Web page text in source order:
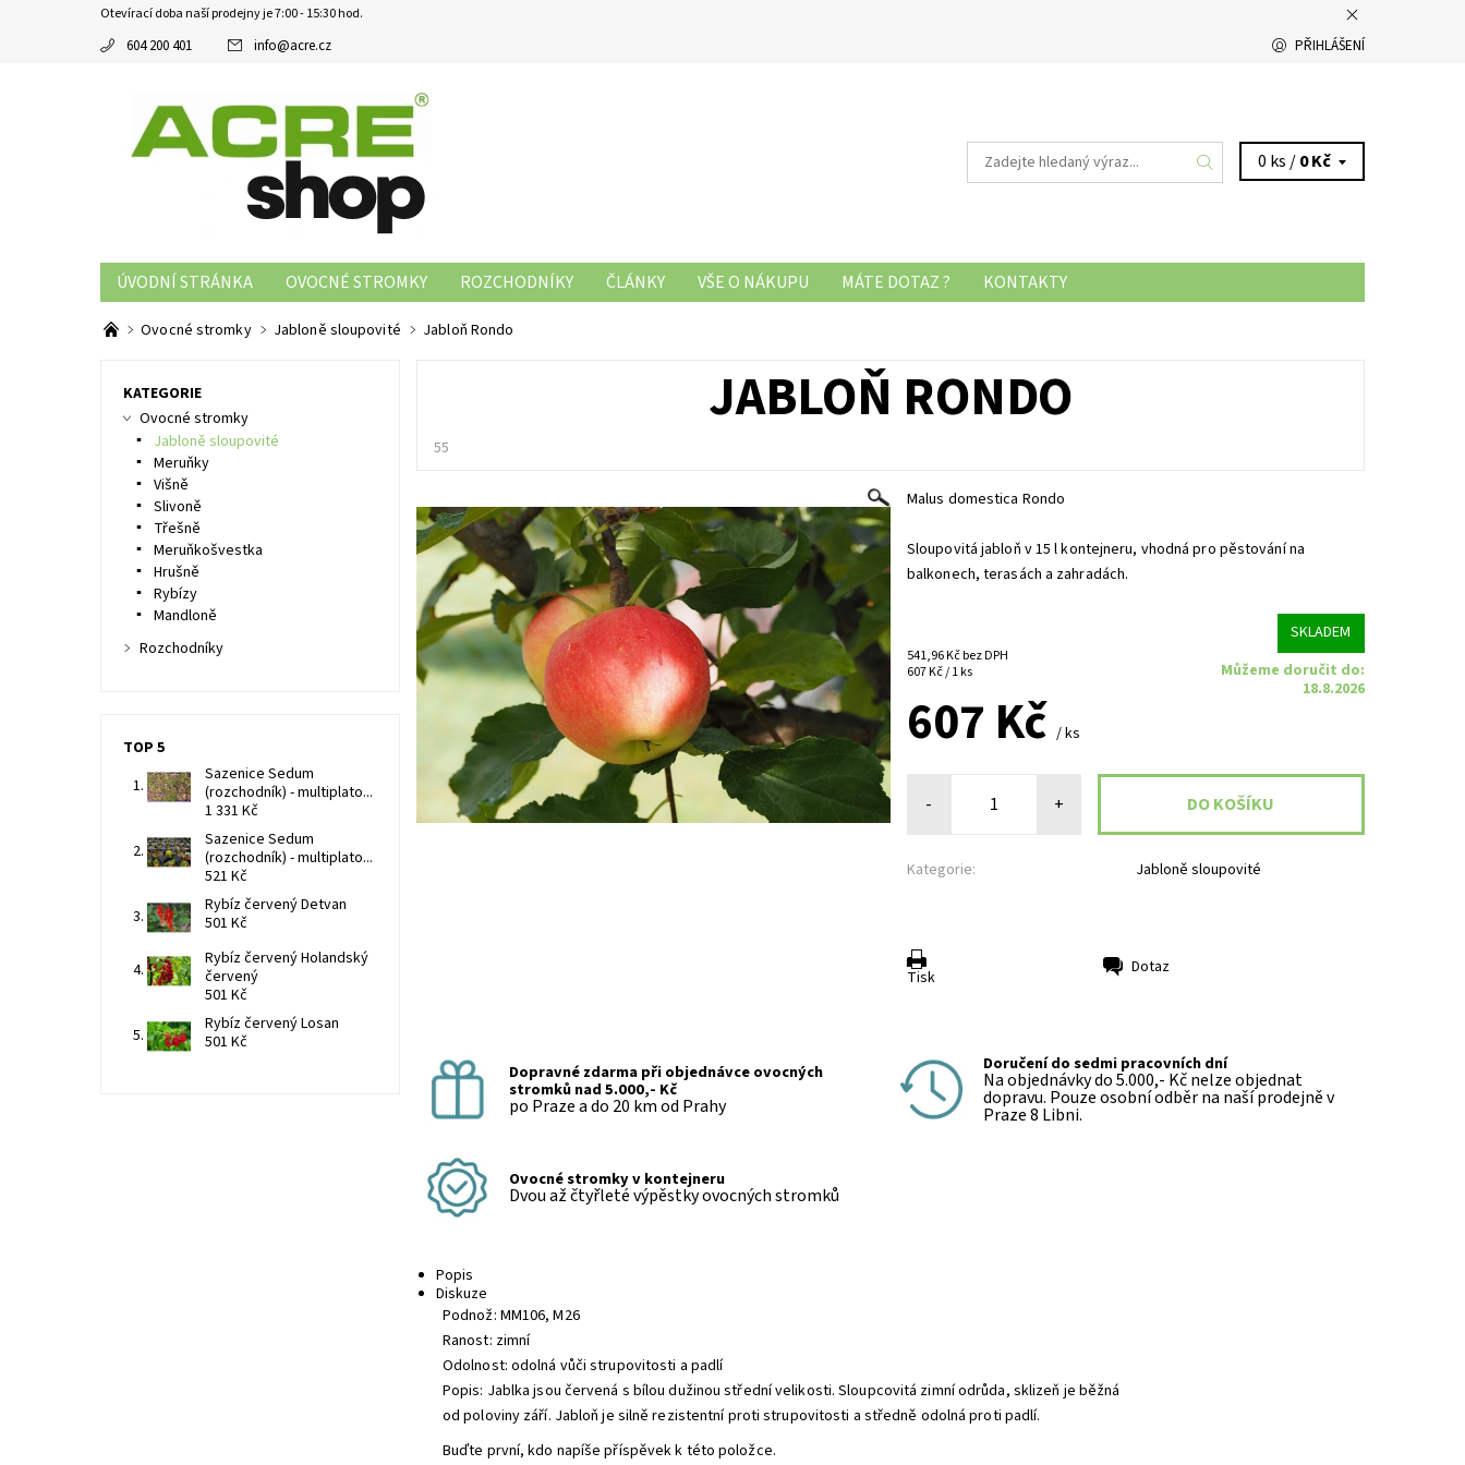
Otevírací doba naší prodejny je 7:00 - 15:30 hod.
604 200 401 info@acre.cz PŘIHLÁŠENÍ
0 ks /0 Kč
ÚVODNÍ STRÁNKA OVOCNÉ STROMKY ROZCHODNÍKY ČLÁNKY VŠE O NÁKUPU MÁTE DOTAZ ? KONTAKTY
Ovocné stromky Jabloně sloupovité Jabloň Rondo
JABLOŇ RONDO
55
Malus domestica Rondo
Sloupovitá jabloň v 15 l kontejneru, vhodná pro pěstování na
balkonech, terasách a zahradách.
541,96 Kč bez DPH
607 Kč / 1 ks
SKLADEM
Můžeme doručit do:
18.8.2026
607 Kč / ks
- +
Kategorie: Jabloně sloupovité
Tisk Dotaz
Dopravné zdarma při objednávce ovocných
stromků nad 5.000,- Kč
po Praze a do 20 km od Prahy
Doručení do sedmi pracovních dní
Na objednávky do 5.000,- Kč nelze objednat
dopravu. Pouze osobní odběr na naší prodejně v
Praze 8 Libni.
Ovocné stromky v kontejneru
Dvou až čtyřleté výpěstky ovocných stromků
Popis
Diskuze
Podnož: MM106, M26
Ranost: zimní
Odolnost: odolná vůči strupovitosti a padlí
Popis: Jablka jsou červená s bílou dužinou střední velikosti. Sloupcovitá zimní odrůda, sklizeň je běžná
od poloviny září. Jabloň je silně rezistentní proti strupovitosti a středně odolná proti padlí.
Buďte první, kdo napíše příspěvek k této položce.
KATEGORIE
Ovocné stromky
Jabloně sloupovité
Meruňky
Višně
Slivoně
Třešně
Meruňkošvestka
Hrušně
Rybízy
Mandloně
Rozchodníky
TOP 5
Sazenice Sedum
(rozchodník) - multiplato...
1 331 Kč
Sazenice Sedum
(rozchodník) - multiplato...
521 Kč
Rybíz červený Detvan
501 Kč
Rybíz červený Holandský
červený
501 Kč
Rybíz červený Losan
501 Kč